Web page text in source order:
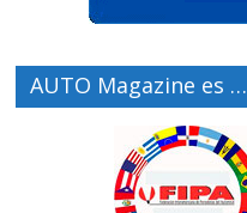
AUTO Magazine es …